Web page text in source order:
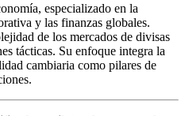
especializado en la
y las finanzas globales.
de los mercados de divisas
tácticas. Su enfoque integra la
cambiaria como pilares de